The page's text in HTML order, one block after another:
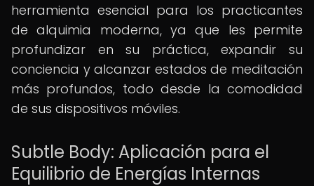
herramienta esencial para los practicantes
de alquimia moderna, ya que les permite
profundizar en su práctica, expandir su
conciencia y alcanzar estados de meditación
más profundos, todo desde la comodidad
de sus dispositivos móviles.
Subtle Body: Aplicación para el
Equilibrio de Energías Internas